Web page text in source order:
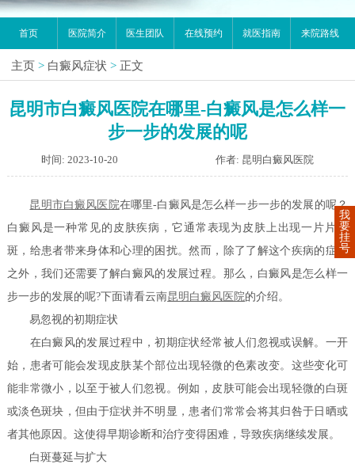
首页 医院简介 医生团队 在线预约 就医指南 来院路线
主页 > 白癜风症状 > 正文
昆明市白癜风医院在哪里-白癜风是怎么样一
步一步的发展的呢
时间: 2023-10-20 作者: 昆明白癜风医院
昆明市白癜风医院在哪里-白癜风是怎么样一步一步的发展的呢？
白癜风是一种常见的皮肤疾病，它通常表现为皮肤上出现一片片白
斑，给患者带来身体和心理的困扰。然而，除了了解这个疾病的症状
之外，我们还需要了解白癜风的发展过程。那么，白癜风是怎么样一
步一步的发展的呢?下面请看云南昆明白癜风医院的介绍。
易忽视的初期症状
在白癜风的发展过程中，初期症状经常被人们忽视或误解。一开
始，患者可能会发现皮肤某个部位出现轻微的色素改变。这些变化可
能非常微小，以至于被人们忽视。例如，皮肤可能会出现轻微的白斑
或淡色斑块，但由于症状并不明显，患者们常常会将其归咎于日晒或
者其他原因。这使得早期诊断和治疗变得困难，导致疾病继续发展。
白斑蔓延与扩大
我
要
挂
号